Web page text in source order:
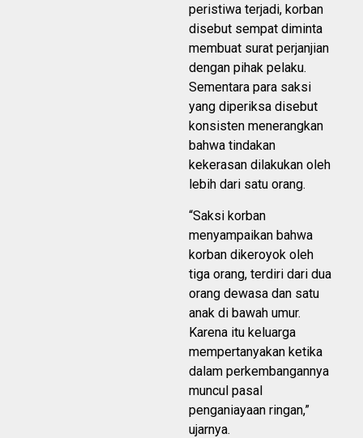
peristiwa terjadi, korban
disebut sempat diminta
membuat surat perjanjian
dengan pihak pelaku.
Sementara para saksi
yang diperiksa disebut
konsisten menerangkan
bahwa tindakan
kekerasan dilakukan oleh
lebih dari satu orang.
“Saksi korban
menyampaikan bahwa
korban dikeroyok oleh
tiga orang, terdiri dari dua
orang dewasa dan satu
anak di bawah umur.
Karena itu keluarga
mempertanyakan ketika
dalam perkembangannya
muncul pasal
penganiayaan ringan,”
ujarnya.